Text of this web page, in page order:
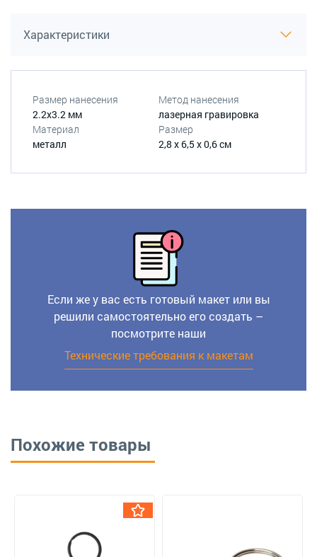
Характеристики
Размер нанесения
2.2х3.2 мм
Метод нанесения
лазерная гравировка
Материал
металл
Размер
2,8 х 6,5 х 0,6 см
Если же у вас есть готовый макет или вы
решили самостоятельно его создать –
посмотрите наши
Технические требования к макетам
Похожие товары